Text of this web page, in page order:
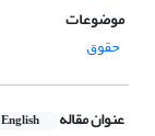
موضوعات
حقوق
عنوان مقاله English